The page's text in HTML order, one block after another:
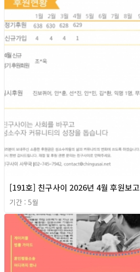
[191호] 친구사이 2026년 4월 후원보고
기간 : 5월